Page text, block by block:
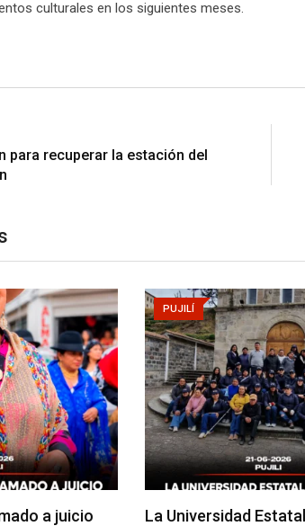
culturales en los siguientes meses.
para recuperar la estación del
a juicio
PUJILÍ
La Universidad